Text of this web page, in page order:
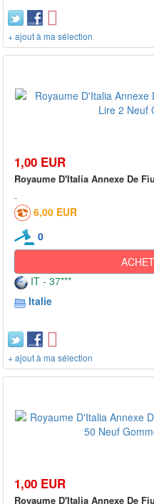
+ ajout à ma sélection
1,00 EUR
Royaume D'Italia Annexe De
6,00 EUR
0
IT - 37***
Italie
+ ajout à ma sélection
1,00 EUR
Royaume D'Italia Annexe De